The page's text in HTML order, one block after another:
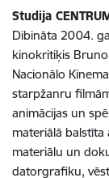
Studija
Dibināta 2004.
kinokritiķis Bruno
Nacionālo
starpžanru
animācijas un
materiālā balstīta
materiālu un
datorgrafiku,